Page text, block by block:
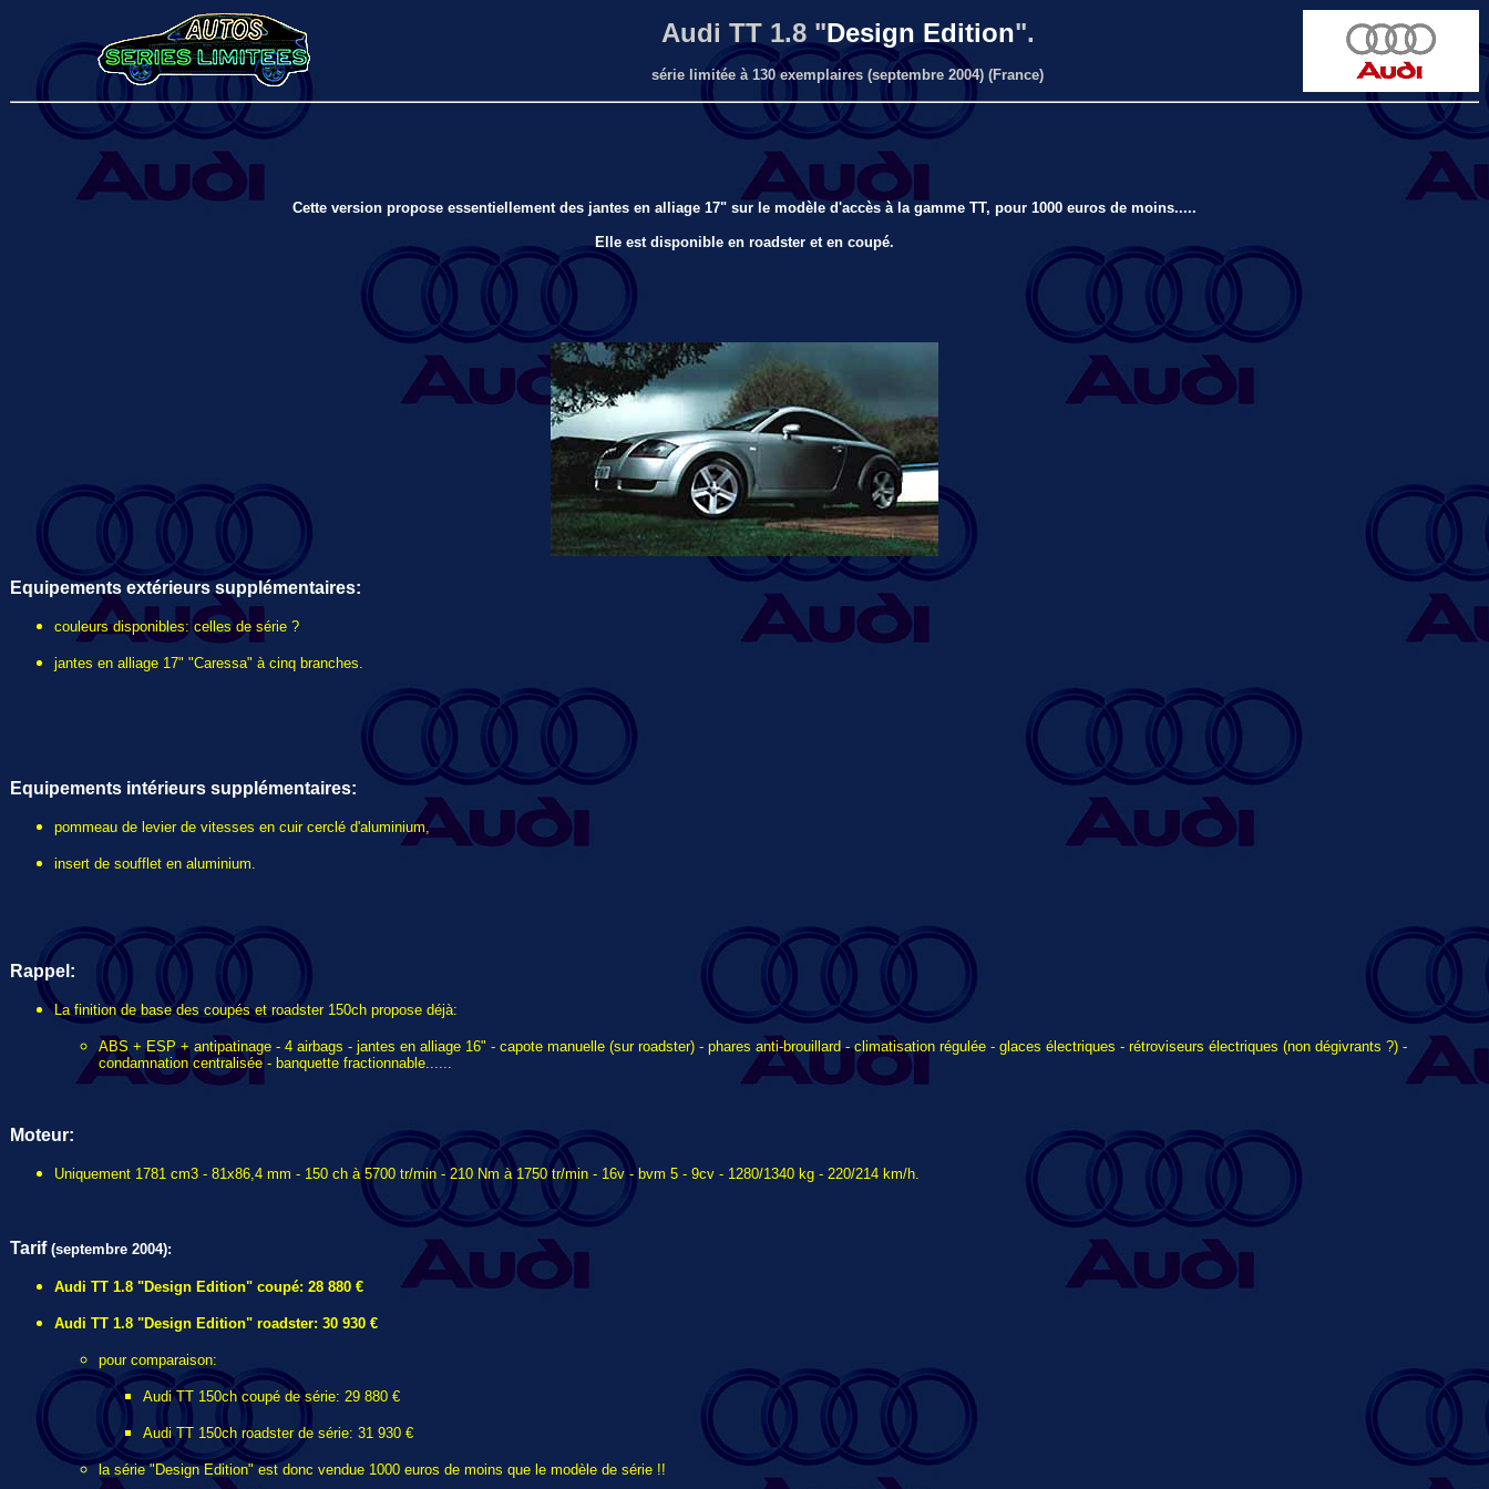
Audi TT 1.8 "Design Edition".
série limitée à 130 exemplaires (septembre 2004) (France)
Cette version propose essentiellement des jantes en alliage 17" sur le modèle d'accès à la gamme TT, pour 1000 euros de moins.....
Elle est disponible en roadster et en coupé.
Equipements extérieurs supplémentaires:
couleurs disponibles: celles de série ?
jantes en alliage 17" "Caressa" à cinq branches.
Equipements intérieurs supplémentaires:
pommeau de levier de vitesses en cuir cerclé d'aluminium,
insert de soufflet en aluminium.
Rappel:
La finition de base des coupés et roadster 150ch propose déjà:
ABS + ESP + antipatinage - 4 airbags - jantes en alliage 16" - capote manuelle (sur roadster) - phares anti-brouillard - climatisation régulée - glaces électriques - rétroviseurs électriques (non dégivrants ?) -
condamnation centralisée - banquette fractionnable......
Moteur:
Uniquement 1781 cm3 - 81x86,4 mm - 150 ch à 5700 tr/min - 210 Nm à 1750 tr/min - 16v - bvm 5 - 9cv - 1280/1340 kg - 220/214 km/h.
Tarif(septembre 2004):
Audi TT 1.8 "Design Edition" coupé: 28 880 €
Audi TT 1.8 "Design Edition" roadster: 30 930 €
pour comparaison:
Audi TT 150ch coupé de série: 29 880 €
Audi TT 150ch roadster de série: 31 930 €
la série "Design Edition" est donc vendue 1000 euros de moins que le modèle de série !!